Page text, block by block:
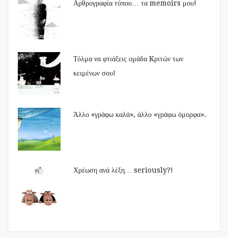
Αρθρογραφία τύπου… τα memoirs μου!
Τόλμα να φτιάξεις ομάδα Kριτών των
κειμένων σου!
Άλλο «γράφω καλά», άλλο «γράφω όμορφα».
Χρέωση ανά λέξη… seriously?!